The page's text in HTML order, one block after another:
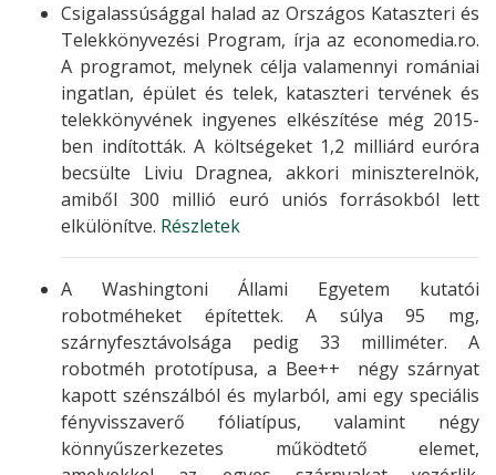
Csigalassúsággal halad az Országos Kataszteri és
Telekkönyvezési Program, írja az economedia.ro.
A programot, melynek célja valamennyi romániai
ingatlan, épület és telek, kataszteri tervének és
telekkönyvének ingyenes elkészítése még 2015-
ben indították. A költségeket 1,2 milliárd euróra
becsülte Liviu Dragnea, akkori miniszterelnök,
amiből 300 millió euró uniós forrásokból lett
elkülönítve. Részletek
A Washingtoni Állami Egyetem kutatói
robotméheket építettek. A súlya 95 mg,
szárnyfesztávolsága pedig 33 milliméter. A
robotméh prototípusa, a Bee++ négy szárnyat
kapott szénszálból és mylarból, ami egy speciális
fényvisszaverő fóliatípus, valamint négy
könnyűszerkezetes működtető elemet,